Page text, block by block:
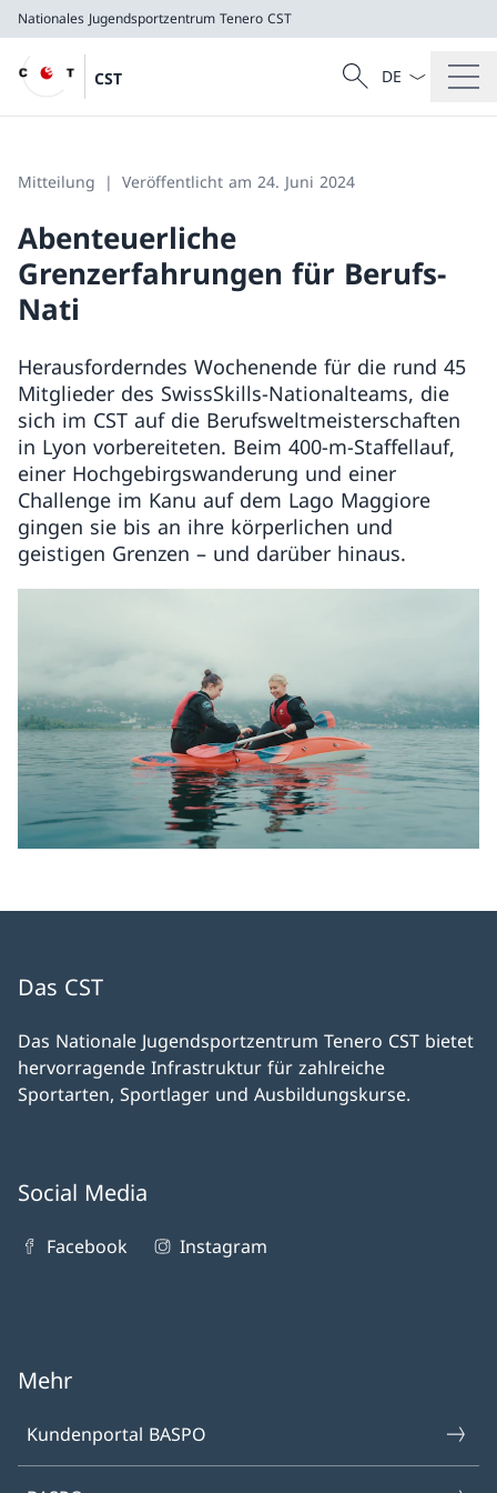
Nationales Jugendsportzentrum Tenero CST
CST
CST
Suche
Suche
Sprach
Mitteilung Veröffentlicht am 24. Juni 2024
Abenteuerliche
Grenzerfahrungen für Berufs-
Nati
Herausforderndes Wochenende für die rund 45
Mitglieder des SwissSkills-Nationalteams, die
sich im CST auf die Berufsweltmeisterschaften
in Lyon vorbereiteten. Beim 400-m-Staffellauf,
einer Hochgebirgswanderung und einer
Challenge im Kanu auf dem Lago Maggiore
gingen sie bis an ihre körperlichen und
geistigen Grenzen – und darüber hinaus.
Das CST
Das Nationale Jugendsportzentrum Tenero CST bietet
hervorragende Infrastruktur für zahlreiche
Sportarten, Sportlager und Ausbildungskurse.
Social Media
Facebook Instagram
Mehr
Kundenportal BASPO